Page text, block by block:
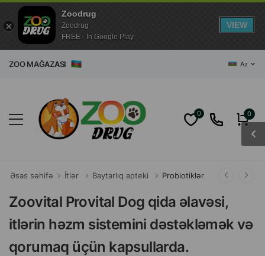
ZOO MAĞAZASI Az
0 0
Əsas səhifə İtlər Baytarlıq apteki Probiotiklər
Zoovital Provital Dog qida əlavəsi,
itlərin həzm sistemini dəstəkləmək və
qorumaq üçün kapsullarda.
Zoodrug
Zoodrug
FREE - In Google Play
VIEW